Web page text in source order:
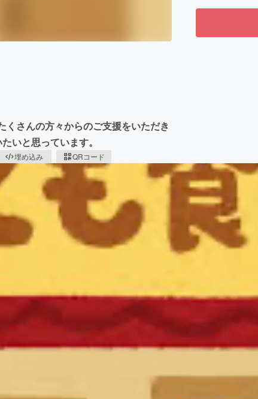
さんの方々からのご支援をいただき
いと思っています。
埋め込み QRコード